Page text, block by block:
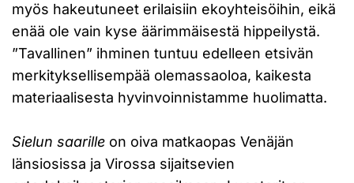
myös hakeutuneet erilaisiin ekoyhteisöihin, eikä
enää ole vain kyse äärimmäisestä hippeilystä.
”Tavallinen” ihminen tuntuu edelleen etsivän
merkityksellisempää olemassaoloa, kaikesta
materiaalisesta hyvinvoinnistamme huolimatta.
Sielun saarille on oiva matkaopas Venäjän
länsiosissa ja Virossa sijaitsevien